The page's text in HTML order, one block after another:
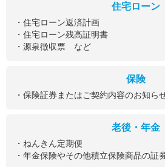
住宅ローン
・住宅ローン返済計画
・住宅ローン残高証明書
・源泉徴収票 など
保険
・保険証券またはご契約内容のお知ら
老後・年金
・ねんきん定期便
・年金保険やその他積立保険商品の